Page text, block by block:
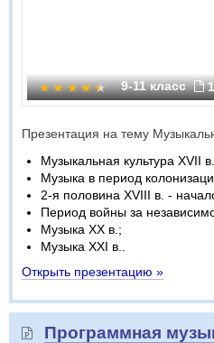
9-11 класс
Презентация на тему
Музыкальная культура XVII
Музыка в период
2-я половина XVIII в. -
Период войны за
Музыка XX в.;
Музыка XXI в..
Открыть презентацию »
Программная